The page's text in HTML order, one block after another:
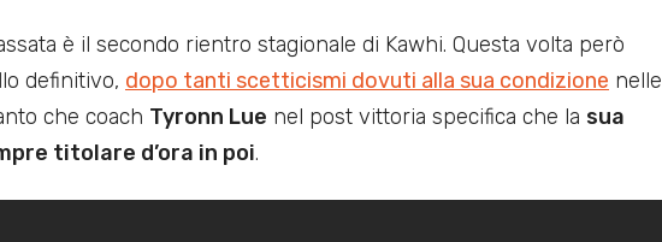
è il secondo rientro stagionale di Kawhi. Questa volta però
definitivo, dopo tanti scetticismi dovuti alla sua condizione nelle
che coach Tyronn Lue nel post vittoria specifica che la sua
titolare d’ora in poi.